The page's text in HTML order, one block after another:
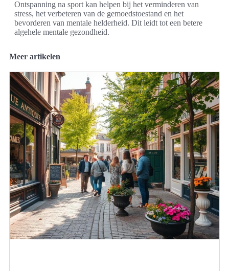
Ontspanning na sport kan helpen bij het verminderen van
stress, het verbeteren van de gemoedstoestand en het
bevorderen van mentale helderheid. Dit leidt tot een betere
algehele mentale gezondheid.
Meer artikelen